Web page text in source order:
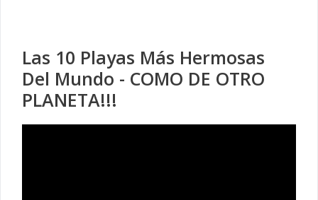
Las 10 Playas Más Hermosas
Del Mundo - COMO DE OTRO
PLANETA!!!